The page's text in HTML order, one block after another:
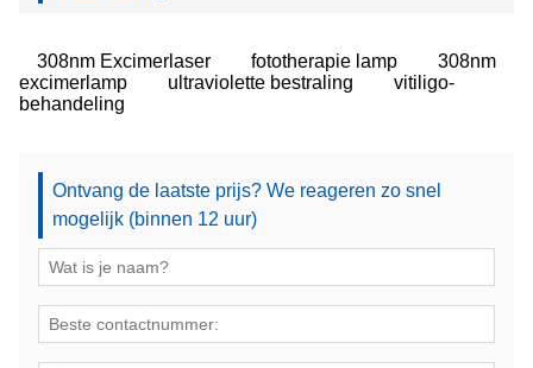
308nm Excimerlaser fototherapie lamp
308nm
excimerlamp
ultraviolette bestraling
vitiligo-
behandeling
Ontvang de laatste prijs? We reageren zo snel
mogelijk (binnen 12 uur)